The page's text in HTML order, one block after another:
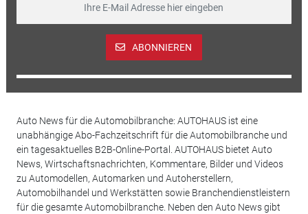
ABONNIEREN
Auto News für die Automobilbranche: AUTOHAUS ist eine
unabhängige Abo-Fachzeitschrift für die Automobilbranche und
ein tagesaktuelles B2B-Online-Portal. AUTOHAUS bietet Auto
News, Wirtschaftsnachrichten, Kommentare, Bilder und Videos
zu Automodellen, Automarken und Autoherstellern,
Automobilhandel und Werkstätten sowie Branchendienstleistern
für die gesamte Automobilbranche. Neben den Auto News gibt